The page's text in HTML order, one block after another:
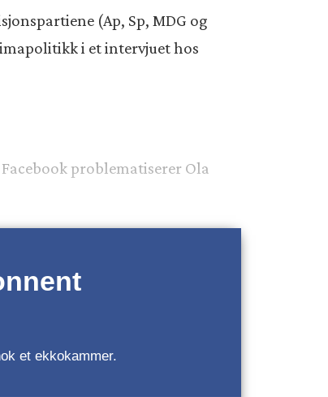
(Ap, Sp, MDG og
i et intervjuet hos
problematiserer Ola
et ekkokammer.